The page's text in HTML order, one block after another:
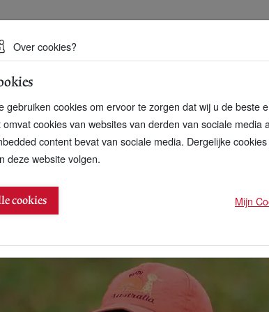
duurzame toekomst
van P+?
Over cookies?
gebruiken cookies om ervoor te zorgen dat wij u de beste
omvat cookies van websites van derden van sociale media
content bevat van sociale media. Dergelijke
deze website volgen.
cookies Mijn